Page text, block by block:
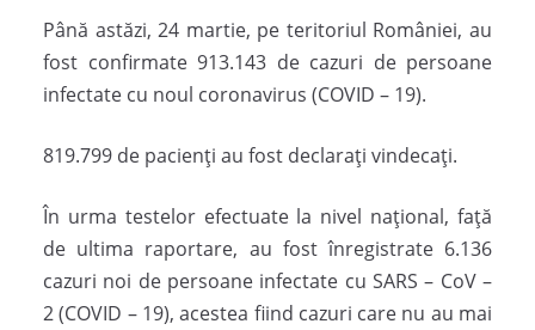
Până astăzi, 24 martie, pe teritoriul României, au
fost confirmate 913.143 de cazuri de persoane
infectate cu noul coronavirus (COVID – 19).
819.799 de pacienți au fost declarați vindecați.
În urma testelor efectuate la nivel național, față
de ultima raportare, au fost înregistrate 6.136
cazuri noi de persoane infectate cu SARS – CoV –
2 (COVID – 19), acestea fiind cazuri care nu au mai